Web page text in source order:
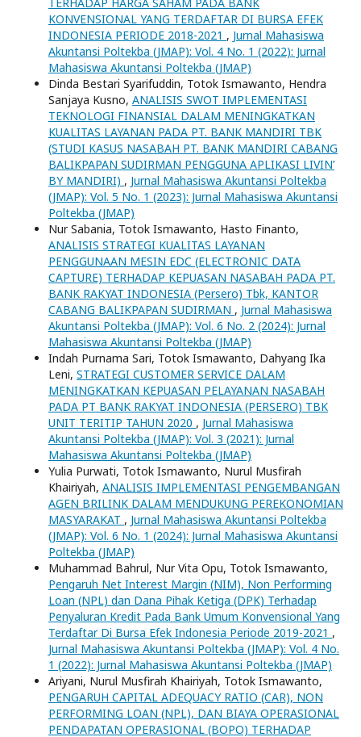
KONVENSIONAL YANG TERDAFTAR DI BURSA EFEK
INDONESIA PERIODE 2018-2021 , Jurnal Mahasiswa
Akuntansi Poltekba (JMAP): Vol. 4 No. 1 (2022): Jurnal
Mahasiswa Akuntansi Poltekba (JMAP)
Dinda Bestari Syarifuddin, Totok Ismawanto, Hendra
Sanjaya Kusno, ANALISIS SWOT IMPLEMENTASI
TEKNOLOGI FINANSIAL DALAM MENINGKATKAN
KUALITAS LAYANAN PADA PT. BANK MANDIRI TBK
(STUDI KASUS NASABAH PT. BANK MANDIRI CABANG
BALIKPAPAN SUDIRMAN PENGGUNA APLIKASI LIVIN’
BY MANDIRI) , Jurnal Mahasiswa Akuntansi Poltekba
(JMAP): Vol. 5 No. 1 (2023): Jurnal Mahasiswa Akuntansi
Poltekba (JMAP)
Nur Sabania, Totok Ismawanto, Hasto Finanto,
ANALISIS STRATEGI KUALITAS LAYANAN
PENGGUNAAN MESIN EDC (ELECTRONIC DATA
CAPTURE) TERHADAP KEPUASAN NASABAH PADA PT.
BANK RAKYAT INDONESIA (Persero) Tbk, KANTOR
CABANG BALIKPAPAN SUDIRMAN , Jurnal Mahasiswa
Akuntansi Poltekba (JMAP): Vol. 6 No. 2 (2024): Jurnal
Mahasiswa Akuntansi Poltekba (JMAP)
Indah Purnama Sari, Totok Ismawanto, Dahyang Ika
Leni, STRATEGI CUSTOMER SERVICE DALAM
MENINGKATKAN KEPUASAN PELAYANAN NASABAH
PADA PT BANK RAKYAT INDONESIA (PERSERO) TBK
UNIT TERITIP TAHUN 2020 , Jurnal Mahasiswa
Akuntansi Poltekba (JMAP): Vol. 3 (2021): Jurnal
Mahasiswa Akuntansi Poltekba (JMAP)
Yulia Purwati, Totok Ismawanto, Nurul Musfirah
Khairiyah, ANALISIS IMPLEMENTASI PENGEMBANGAN
AGEN BRILINK DALAM MENDUKUNG PEREKONOMIAN
MASYARAKAT , Jurnal Mahasiswa Akuntansi Poltekba
(JMAP): Vol. 6 No. 1 (2024): Jurnal Mahasiswa Akuntansi
Poltekba (JMAP)
Muhammad Bahrul, Nur Vita Opu, Totok Ismawanto,
Pengaruh Net Interest Margin (NIM), Non Performing
Loan (NPL) dan Dana Pihak Ketiga (DPK) Terhadap
Penyaluran Kredit Pada Bank Umum Konvensional Yang
Terdaftar Di Bursa Efek Indonesia Periode 2019-2021 ,
Jurnal Mahasiswa Akuntansi Poltekba (JMAP): Vol. 4 No.
1 (2022): Jurnal Mahasiswa Akuntansi Poltekba (JMAP)
Ariyani, Nurul Musfirah Khairiyah, Totok Ismawanto,
PENGARUH CAPITAL ADEQUACY RATIO (CAR), NON
PERFORMING LOAN (NPL), DAN BIAYA OPERASIONAL
PENDAPATAN OPERASIONAL (BOPO) TERHADAP